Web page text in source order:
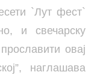
`Лут фест`
и свечарску
овај
наглашава